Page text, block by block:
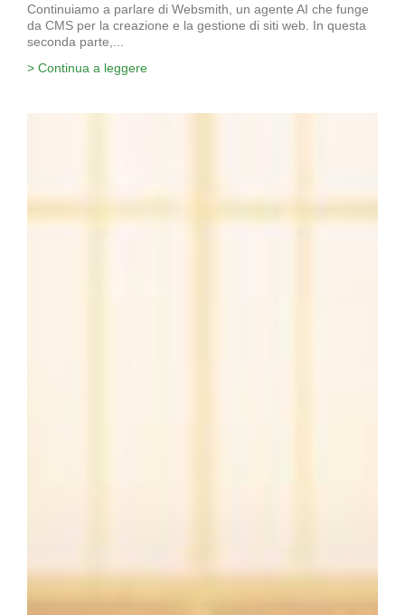
Continuiamo a parlare di Websmith, un agente AI che funge
da CMS per la creazione e la gestione di siti web. In questa
seconda parte,...
> Continua a leggere